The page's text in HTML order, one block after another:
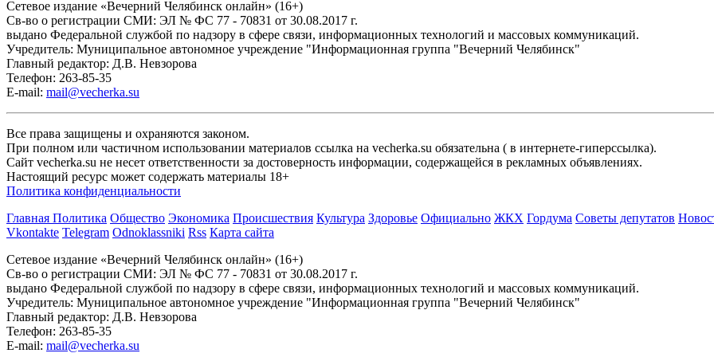
Сетевое издание «Вечерний Челябинск онлайн» (16+)
Cв-во о регистрации СМИ: ЭЛ № ФС 77 - 70831 от 30.08.2017 г.
выдано Федеральной службой по надзору в сфере связи, информационных технологий и массовых коммуникаций.
Учредитель: Муниципальное автономное учреждение "Информационная группа "Вечерний Челябинск"
Главный редактор: Д.В. Невзорова
Телефон: 263-85-35
E-mail: mail@vecherka.su
Все права защищены и охраняются законом.
При полном или частичном использовании материалов ссылка на vecherka.su обязательна ( в интернете-гиперссылка).
Сайт vecherka.su не несет ответственности за достоверность информации, содержащейся в рекламных объявлениях.
Настоящий ресурс может содержать материалы 18+
Политика конфиденциальности
Главная Политика Общество Экономика Происшествия Культура Здоровье Официально ЖКХ Гордума Советы депутатов
Vkontakte Telegram Odnoklassniki Rss Карта сайта
Сетевое издание «Вечерний Челябинск онлайн» (16+)
Cв-во о регистрации СМИ: ЭЛ № ФС 77 - 70831 от 30.08.2017 г.
выдано Федеральной службой по надзору в сфере связи, информационных технологий и массовых коммуникаций.
Учредитель: Муниципальное автономное учреждение "Информационная группа "Вечерний Челябинск"
Главный редактор: Д.В. Невзорова
Телефон: 263-85-35
E-mail: mail@vecherka.su